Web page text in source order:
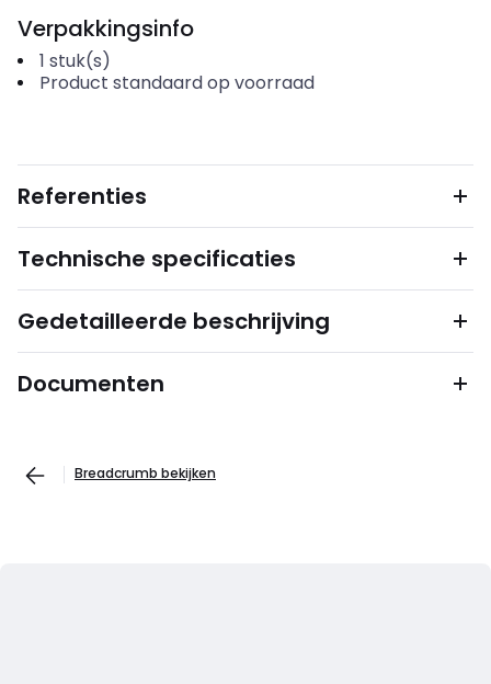
Verpakkingsinfo
1 stuk(s)
Product standaard op voorraad
Referenties
Technische specificaties
Gedetailleerde beschrijving
Documenten
Breadcrumb bekijken